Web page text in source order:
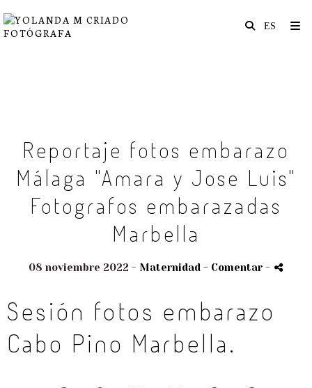
Reportaje fotos embarazo
Málaga "Amara y Jose Luis"
Fotografos embarazadas
Marbella
08 noviembre 2022 - Maternidad - Comentar -
Sesión fotos embarazo
Cabo Pino Marbella.